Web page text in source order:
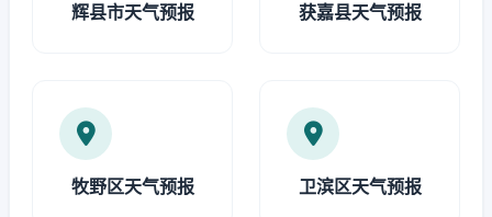
辉县市天气预报 获嘉县天气预报
牧野区天气预报 卫滨区天气预报